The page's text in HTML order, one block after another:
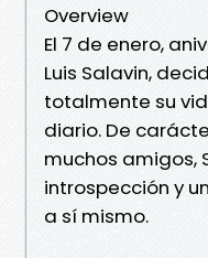
Overview
El 7 de enero,
Luis Salavin,
totalmente su
diario. De
muchos amigos,
introspección y
a sí mismo.